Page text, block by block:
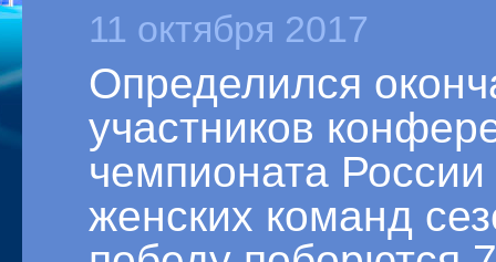
11 октября 2017
Определился
участников
чемпионата
женских команд